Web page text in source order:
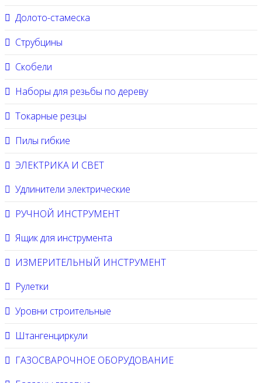
Долото-стамеска
Струбцины
Скобели
Наборы для резьбы по дереву
Токарные резцы
Пилы гибкие
ЭЛЕКТРИКА И СВЕТ
Удлинители электрические
РУЧНОЙ ИНСТРУМЕНТ
Ящик для инструмента
ИЗМЕРИТЕЛЬНЫЙ ИНСТРУМЕНТ
Рулетки
Уровни строительные
Штангенциркули
ГАЗОСВАРОЧНОЕ ОБОРУДОВАНИЕ